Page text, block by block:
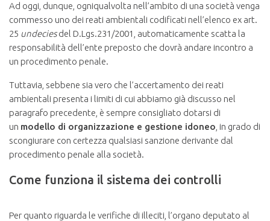
Ad oggi, dunque, ogniqualvolta nell’ambito di una società venga
commesso uno dei reati ambientali codificati nell’elenco ex art.
25 undeciesdel D.Lgs.231/2001, automaticamente scatta la
responsabilità dell’ente preposto che dovrà andare incontro a
un procedimento penale.
Tuttavia, sebbene sia vero che l’accertamento dei reati
ambientali presenta i limiti di cui abbiamo già discusso nel
paragrafo precedente, è sempre consigliato dotarsi di
un modello di organizzazione e gestione idoneo , in grado di
scongiurare con certezza qualsiasi sanzione derivante dal
procedimento penale alla società.
Come funziona il sistema dei controlli
Per quanto riguarda le verifiche di illeciti, l’organo deputato al